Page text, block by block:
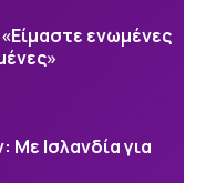
ενωμένες
Με Ισλανδία για